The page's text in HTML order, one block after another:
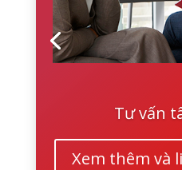
Tư vấn
Xem thêm và